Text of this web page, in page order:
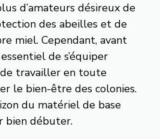
d’amateurs désireux de
des abeilles et de
miel. Cependant, avant
de s’équiper
travailler en toute
le bien-être des colonies.
du matériel de base
bien débuter.